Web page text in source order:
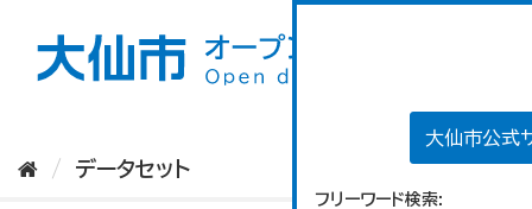
大仙市公式
フリーワード検索
データセット